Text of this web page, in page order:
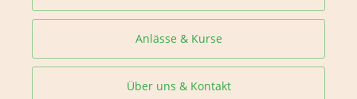
Anlässe & Kurse
Über uns & Kontakt